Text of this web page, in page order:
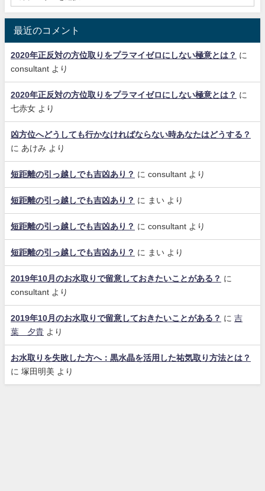
最近のコメント
2020年正反対の方位取りをプラマイゼロにしない極意とは？ に
consultant より
2020年正反対の方位取りをプラマイゼロにしない極意とは？ に
七赤女 より
凶方位へどうしても行かなければならない時あなたはどうする？
に あけみ より
短距離の引っ越しでも吉凶あり？ に consultant より
短距離の引っ越しでも吉凶あり？ に まい より
短距離の引っ越しでも吉凶あり？ に consultant より
短距離の引っ越しでも吉凶あり？ に まい より
2019年10月のお水取りで留意しておきたいことがある？ に
consultant より
2019年10月のお水取りで留意しておきたいことがある？ に 吉
葉 夕貴 より
お水取りを失敗した方へ：黒水晶を活用した祐気取り方法とは？
に 塚田明美 より